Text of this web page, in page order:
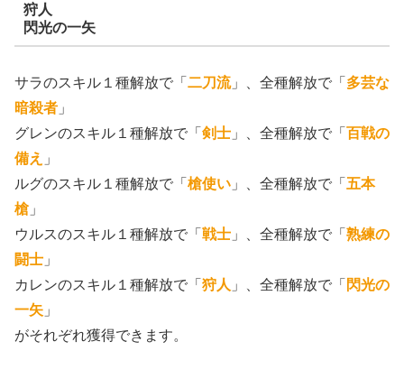
狩人
閃光の一矢
サラのスキル１種解放で「 二刀流」、全種解放で「 多芸な
暗殺者 」
グレンのスキル１種解放で「 剣士 」、全種解放で「 百戦の
備え 」
ルグのスキル１種解放で「 槍使い 」、全種解放で「 五本
槍 」
ウルスのスキル１種解放で「 戦士 」、全種解放で「 熟練の
闘士 」
カレンのスキル１種解放で「 狩人 」、全種解放で「 閃光の
一矢 」
がそれぞれ獲得できます。